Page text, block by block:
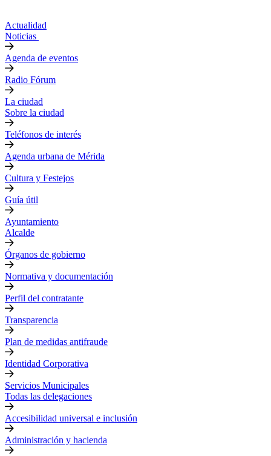
Actualidad
Noticias
Agenda de eventos
Radio Fórum
La ciudad
Sobre la ciudad
Teléfonos de interés
Agenda urbana de Mérida
Cultura y Festejos
Guía útil
Ayuntamiento
Alcalde
Órganos de gobierno
Normativa y documentación
Perfil del contratante
Transparencia
Plan de medidas antifraude
Identidad Corporativa
Servicios Municipales
Todas las delegaciones
Accesibilidad universal e inclusión
Administración y hacienda